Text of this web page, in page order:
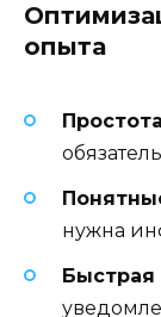
опыта
нужна
Быстрая